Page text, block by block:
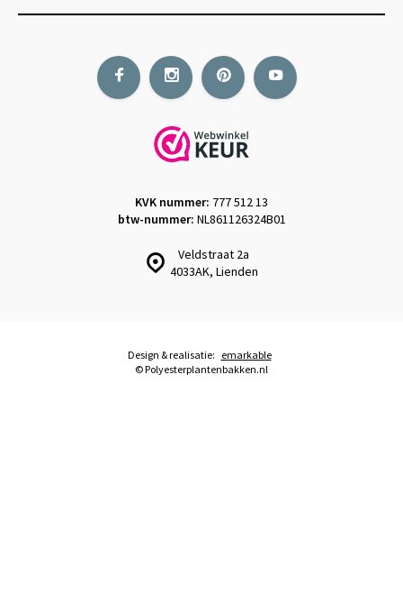
Veldstraat 2a
4033AK, Lienden
KVK nummer: 777 512 13
btw-nummer: NL861126324B01
© Polyesterplantenbakken.nl
Design & realisatie: emarkable